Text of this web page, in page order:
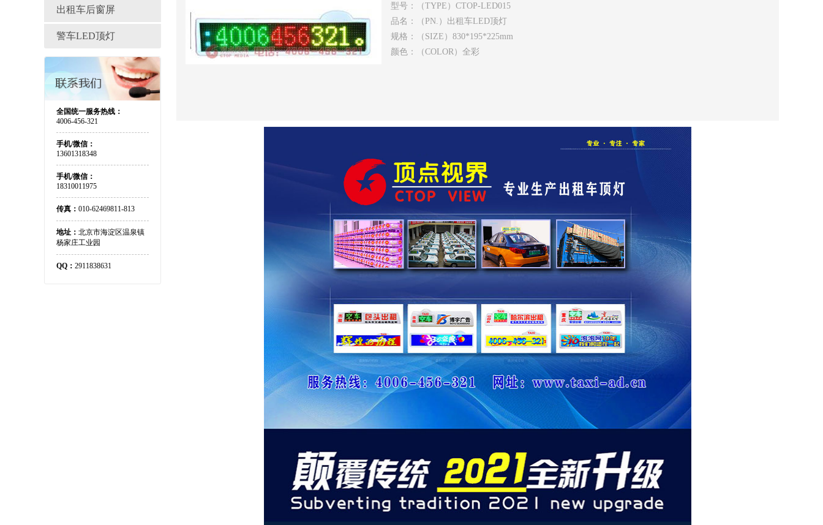
出租车后窗屏
警车LED顶灯
全国统一服务热线：
4006-456-321
手机/微信：
13601318348
手机/微信：
18310011975
传真： 010-62469811-813
地址： 北京市海淀区温泉镇
杨家庄工业园
QQ： 2911838631
型号：（TYPE）CTOP-LED015
品名：（PN.）出租车LED顶灯
规格：（SIZE）830*195*225mm
颜色：（COLOR）全彩